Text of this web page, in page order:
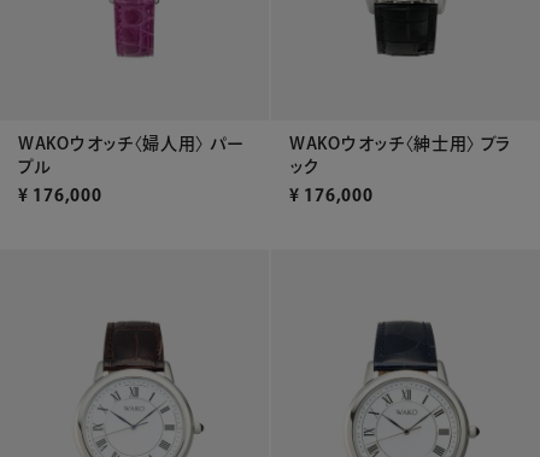
WAKOウオッチ〈婦人用〉 パー
プル
¥ 176,000
WAKOウオッチ〈紳士用〉 ブラ
ック
¥ 176,000